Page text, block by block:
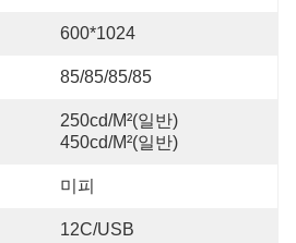
600*1024
85/85/85/85
250cd/m²(일반)
450cd/m²(일반)
미피
12C/USB